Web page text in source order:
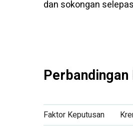
dan sokongan
Faktor Keputusan